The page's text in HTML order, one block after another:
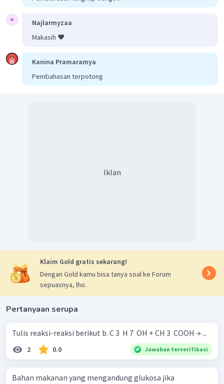
Najlarmyzaa
Makasih ❤️
Kanina Pramaramya
Pembahasan terpotong
Iklan
Klaim Gold gratis sekarang!
Dengan Gold kamu bisa tanya soal ke Forum
sepuasnya, lho.
Pertanyaan serupa
Tulis reaksi-reaksi berikut b. C 3 ​ H 7 ​ OH + CH 3 ​ COOH → ...
2 0.0 Jawaban terverifikasi
Bahan makanan yang mengandung glukosa jika